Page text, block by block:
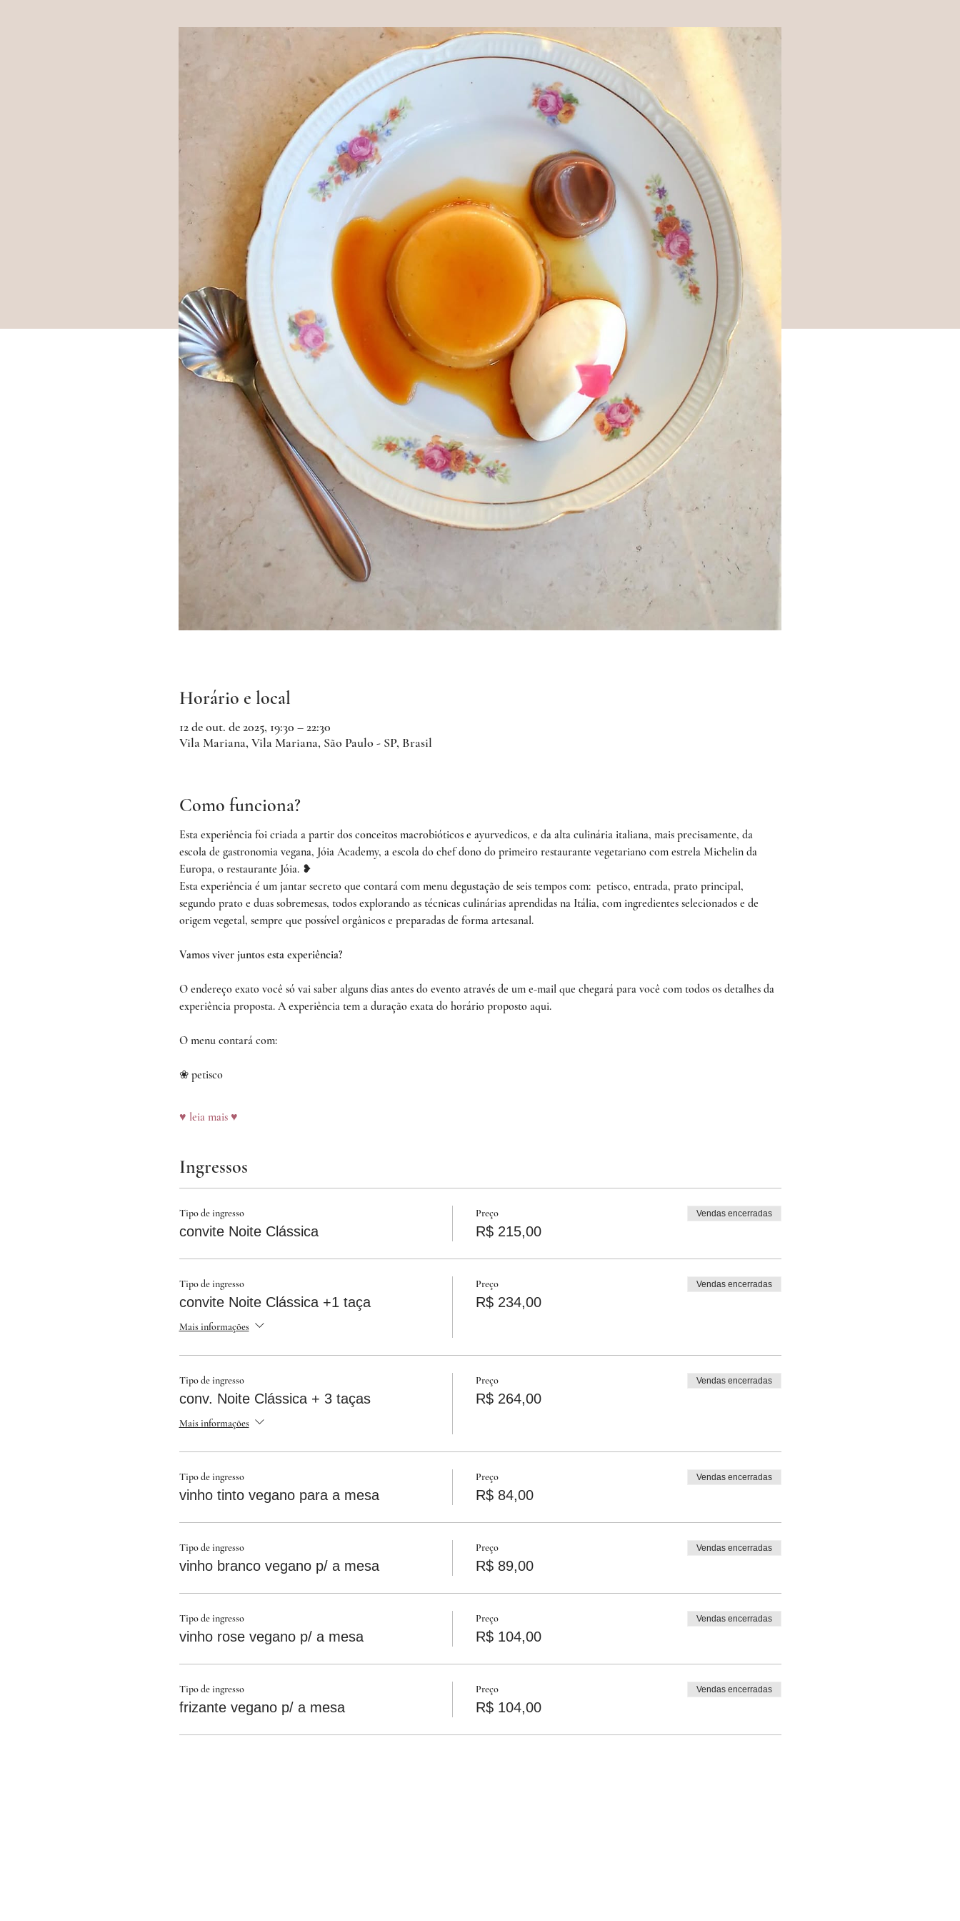
Horário e local
12 de out. de 2025, 19:30 – 22:30
Vila Mariana, Vila Mariana, São Paulo - SP, Brasil
Como funciona?
Esta experiência foi criada a partir dos conceitos macrobióticos e ayurvedicos, e da alta culinária italiana, mais precisamente, da
escola de gastronomia vegana, Jóia Academy, a escola do chef dono do primeiro restaurante vegetariano com estrela Michelin da
Europa, o restaurante Jóia. ❥
Esta experiência é um jantar secreto que contará com menu degustação de seis tempos com:  petisco, entrada, prato principal,
segundo prato e duas sobremesas, todos explorando as técnicas culinárias aprendidas na Itália, com ingredientes selecionados e de
origem vegetal, sempre que possível orgânicos e preparadas de forma artesanal.
Vamos viver juntos esta experiência?
O endereço exato você só vai saber alguns dias antes do evento através de um e-mail que chegará para você com todos os detalhes da
experiência proposta. A experiência tem a duração exata do horário proposto aqui.
O menu contará com:
❀ petisco
♥ leia mais ♥
Ingressos
Tipo de ingresso
convite Noite Clássica
Preço
R$ 215,00
Vendas encerradas
Tipo de ingresso
convite Noite Clássica +1 taça
Mais informações
Preço
R$ 234,00
Vendas encerradas
Tipo de ingresso
conv. Noite Clássica + 3 taças
Mais informações
Preço
R$ 264,00
Vendas encerradas
Tipo de ingresso
vinho tinto vegano para a mesa
Preço
R$ 84,00
Vendas encerradas
Tipo de ingresso
vinho branco vegano p/ a mesa
Preço
R$ 89,00
Vendas encerradas
Tipo de ingresso
vinho rose vegano p/ a mesa
Preço
R$ 104,00
Vendas encerradas
Tipo de ingresso
frizante vegano p/ a mesa
Preço
R$ 104,00
Vendas encerradas